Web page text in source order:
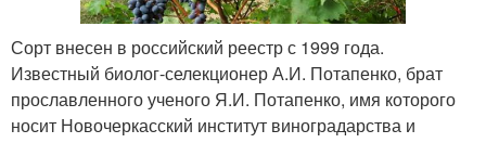
Сорт внесен в российский реестр с 1999 года.
Известный биолог-селекционер А.И. Потапенко, брат
прославленного ученого Я.И. Потапенко, имя которого
носит Новочеркасский институт виноградарства и